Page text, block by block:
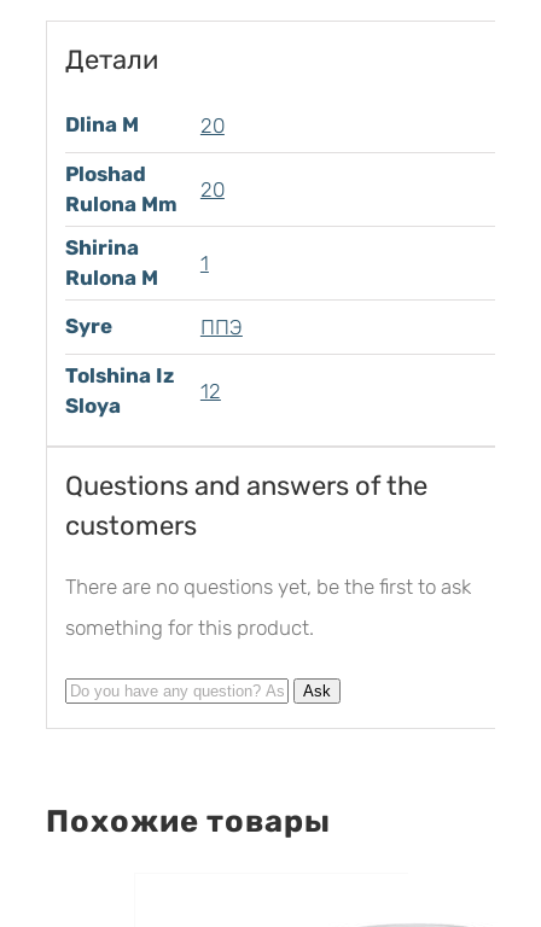
Детали
Dlina M
20
Ploshad
Rulona Mm
20
Shirina
Rulona M
1
Syre
ППЭ
Tolshina Iz
Sloya
12
Questions and answers of the
customers
There are no questions yet, be the first to ask
something for this product.
Похожие товары